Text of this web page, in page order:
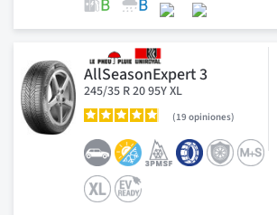
AllSeasonExpert 3
245/35 R 20 95Y XL
19 opiniones